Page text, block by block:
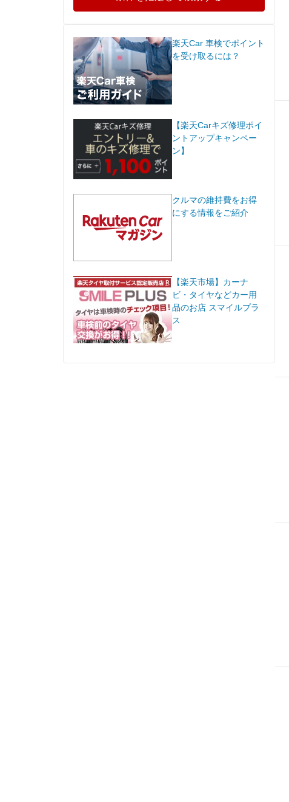
楽天Car 車検でポイント
を受け取るには？
【楽天Carキズ修理ポイ
ントアップキャンペー
ン】
クルマの維持費をお得
にする情報をご紹介
【楽天市場】カーナ
ビ・タイヤなどカー用
品のお店 スマイルプラ
ス